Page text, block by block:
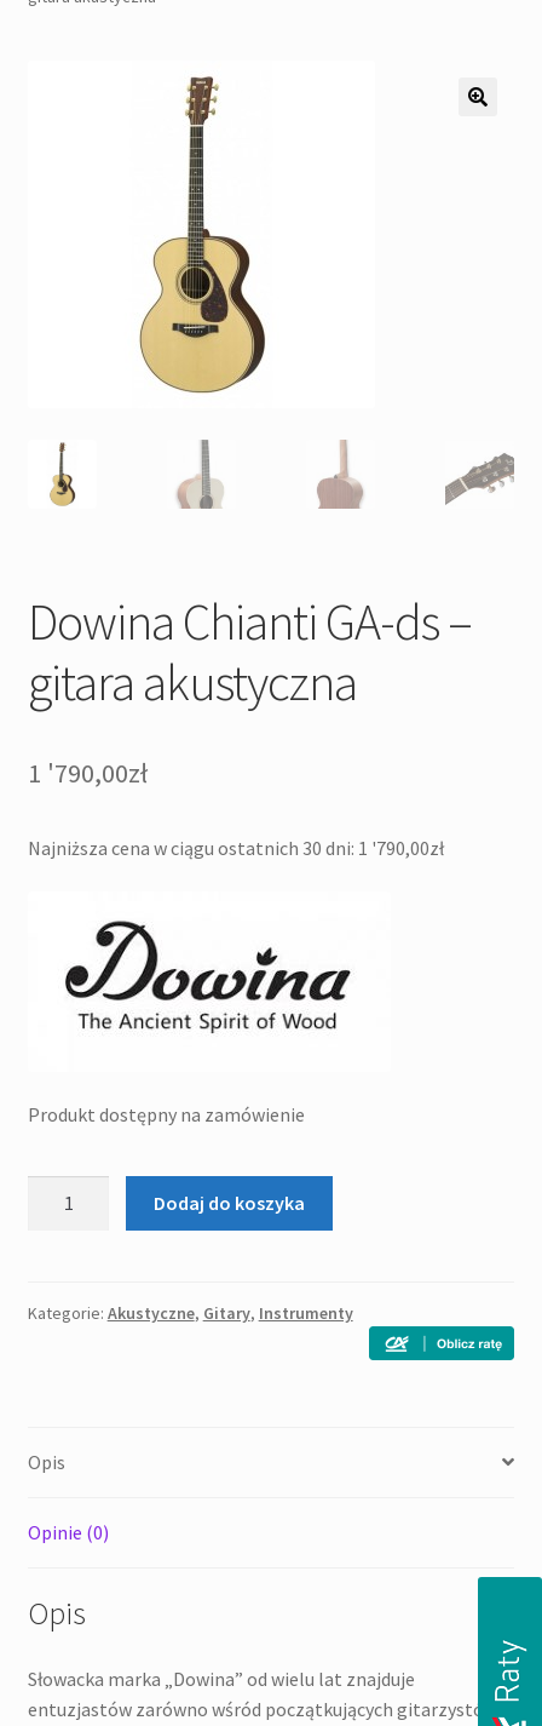
Pozostałe
Dowina Chianti GA-ds –
gitara akustyczna
1 '790,00zł
Najniższa cena w ciągu ostatnich 30 dni: 1 '790,00zł
Produkt dostępny na zamówienie
ds
Dodaj do koszyka
Kategorie: Akustyczne, Gitary, Instrumenty
Opis
Opinie (0)
Opis
Słowacka marka „Dowina” od wielu lat znajduje
entuzjastów zarówno wśród początkujących gitarzystów,